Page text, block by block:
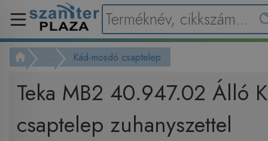
... Kád-mosdó csaptelep
Teka MB2 40.947.02 Álló
csaptelep zuhanyszettel